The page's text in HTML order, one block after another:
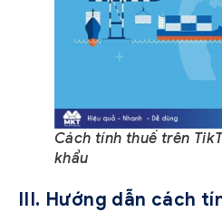
Cách tính thuế trên
khẩu
III. Hướng dẫn cách